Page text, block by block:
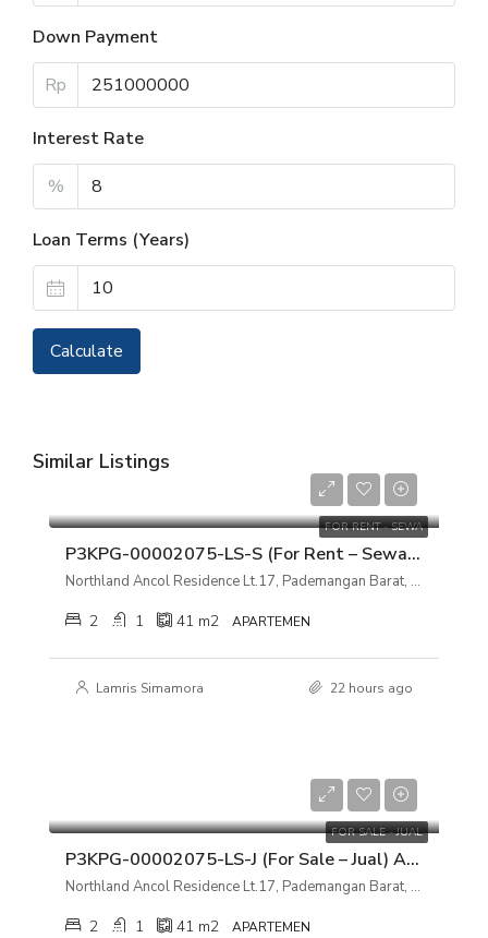
Down Payment
Rp
Interest Rate
%
Loan Terms (Years)
Calculate
Similar Listings
FOR RENT - SEWA
P3KPG-00002075-LS-S (For Rent – Sewa) Apartemen Northland Ancol Residence Lt.17, Pademangan Barat, Jakarta Utara
Northland Ancol Residence Lt.17, Pademangan Barat, Jakarta Utara
2 1 41 m2 APARTEMEN
Lamris Simamora 22 hours ago
FOR SALE - JUAL
P3KPG-00002075-LS-J (For Sale – Jual) Apartemen Northland Ancol Residence Lt.17, Pademangan Barat, Jakarta Utara
Northland Ancol Residence Lt.17, Pademangan Barat, Jakarta Utara
2 1 41 m2 APARTEMEN